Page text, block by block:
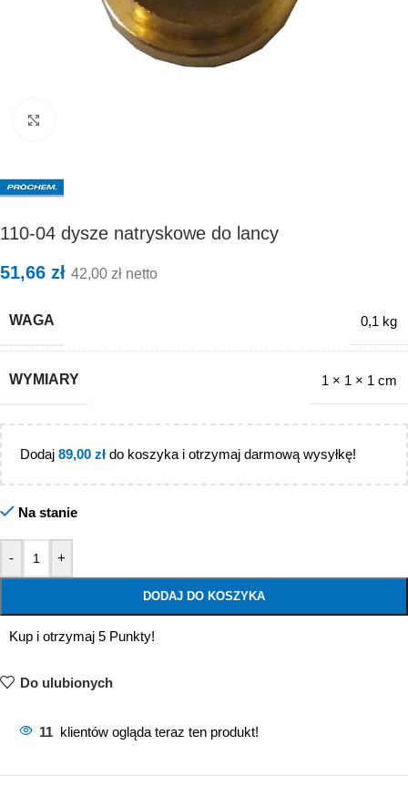
110-04 dysze natryskowe do lancy
51,66 zł 42,00 zł netto
WAGA 0,1 kg
WYMIARY 1 × 1 × 1 cm
Dodaj 89,00 zł do koszyka i otrzymaj darmową wysyłkę!
Na stanie
- +
DODAJ DO KOSZYKA
Kup i otrzymaj 5 Punkty!
Do ulubionych
11 klientów ogląda teraz ten produkt!